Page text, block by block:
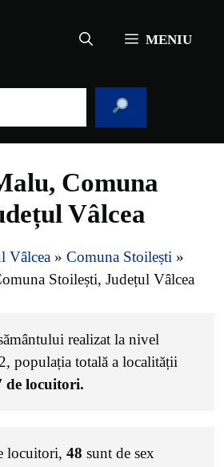
MENIU
Comuna
Vâlcea
Vâlcea » Comuna Stoilești »
Stoilești, Județul Vâlcea
realizat la nivel
populația totală a localității
de locuitori.
locuitori, 48 sunt de sex